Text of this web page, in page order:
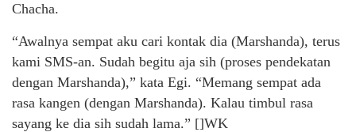
Chacha.
“Awalnya sempat aku cari kontak dia (Marshanda), terus
kami SMS-an. Sudah begitu aja sih (proses pendekatan
dengan Marshanda),” kata Egi. “Memang sempat ada
rasa kangen (dengan Marshanda). Kalau timbul rasa
sayang ke dia sih sudah lama.” []WK